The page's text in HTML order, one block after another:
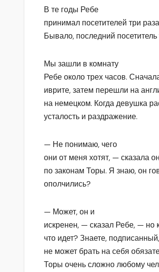
В те годы Ребе
принимал посетителей три
Бывало, последний посетитель
Мы зашли в комнату
Ребе около трех часов.
иврите, затем перешли на
на немецком. Когда девушка
усталость и раздражение.
— Не понимаю, чего
они от меня хотят, — сказала
по законам Торы. Я знаю, он
ополчились?
— Может, он и
искренен, — сказал Ребе, — но
что идет? Знаете,
не может брать на себя
Торы очень сложно любому